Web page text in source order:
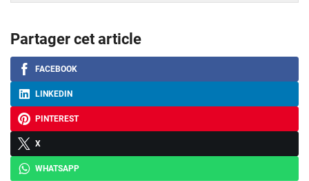
Partager cet article
FACEBOOK
LINKEDIN
PINTEREST
X
WHATSAPP